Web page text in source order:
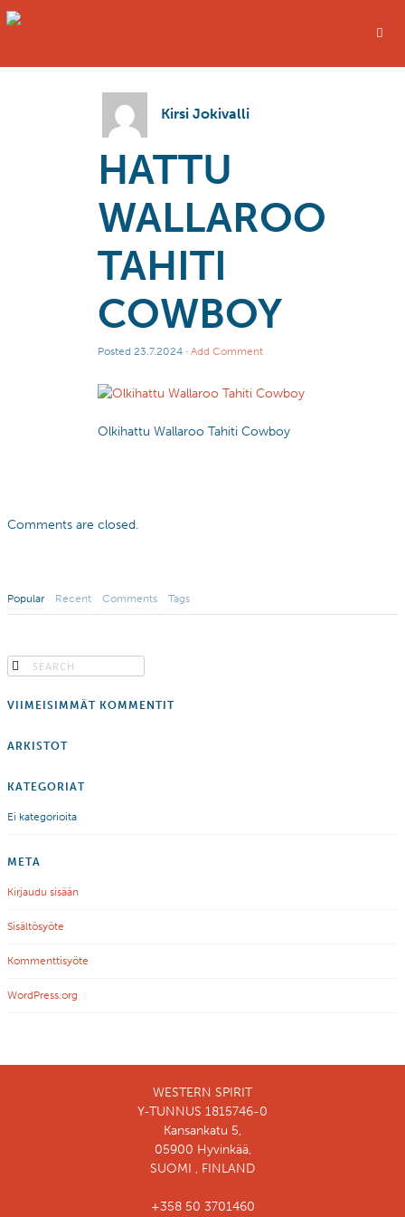
Kirsi Jokivalli
HATTU
WALLAROO
TAHITI
COWBOY
Posted 23.7.2024 · Add Comment
Olkihattu Wallaroo Tahiti Cowboy
Comments are closed.
Popular Recent Comments Tags
VIIMEISIMMÄT KOMMENTIT
ARKISTOT
KATEGORIAT
Ei kategorioita
META
Kirjaudu sisään
Sisältösyöte
Kommenttisyöte
WordPress.org
WESTERN SPIRIT
Y-TUNNUS 1815746-0
Kansankatu 5,
05900 Hyvinkää,
SUOMI , FINLAND
+358 50 3701460